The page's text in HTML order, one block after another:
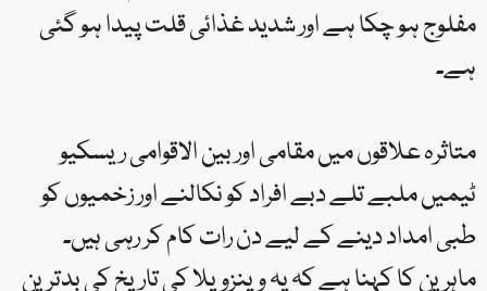
مفلوج ہو چکا ہے اور شدید غذائی قلت پیدا ہو گئی
ہے۔
متاثرہ علاقوں میں مقامی اور بین الاقوامی ریسکیو
ٹیمیں ملبے تلے دبے افراد کو نکالنے اور زخمیوں کو
طبی امداد دینے کے لیے دن رات کام کر رہی ہیں۔